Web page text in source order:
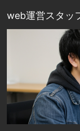
web運営スタッ